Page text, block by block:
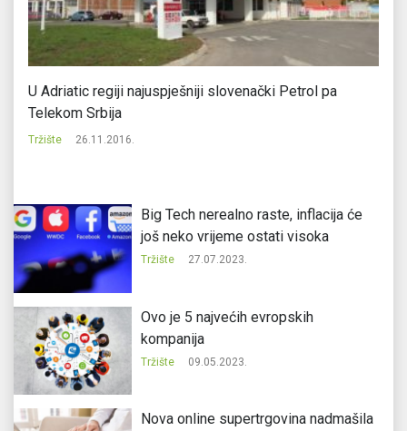
U Adriatic regiji najuspješniji slovenački Petrol pa
Telekom Srbija
Tržište 26.11.2016.
Big Tech nerealno raste, inflacija će
još neko vrijeme ostati visoka
Tržište 27.07.2023.
Ovo je 5 najvećih evropskih
kompanija
Tržište 09.05.2023.
Nova online supertrgovina nadmašila